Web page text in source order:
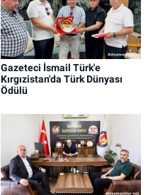
Gazeteci İsmail Türk'e
Kırgızistan'da Türk Dünyası
Ödülü